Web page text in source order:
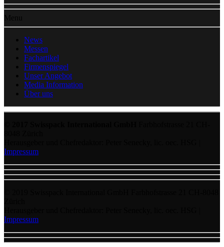
Menu
News
Messen
Fachartikel
Firmenspiegel
Unser Angebot
Media Information
Über uns
Impressum
Impressum